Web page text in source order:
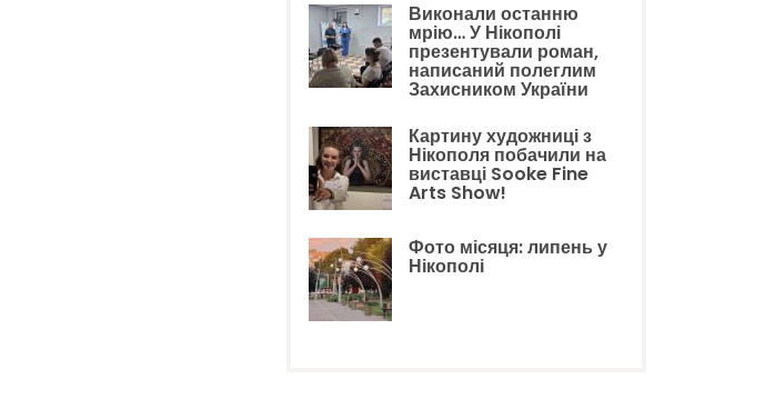
Виконали останню
мрію… У Нікополі
презентували роман,
написаний полеглим
Захисником України
Картину художниці з
Нікополя побачили на
виставці Sooke Fine
Arts Show!
Фото місяця: липень у
Нікополі